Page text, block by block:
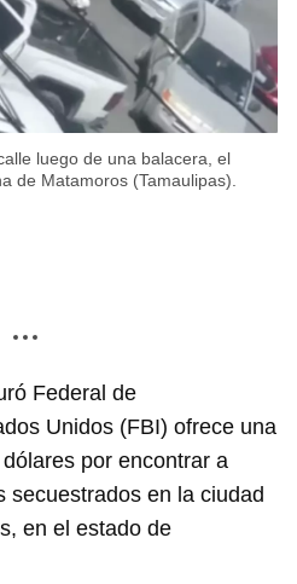
luego de una balacera, el
de Matamoros (Tamaulipas).
Federal de
Unidos (FBI) ofrece una
por encontrar a
secuestrados en la ciudad
en el estado de